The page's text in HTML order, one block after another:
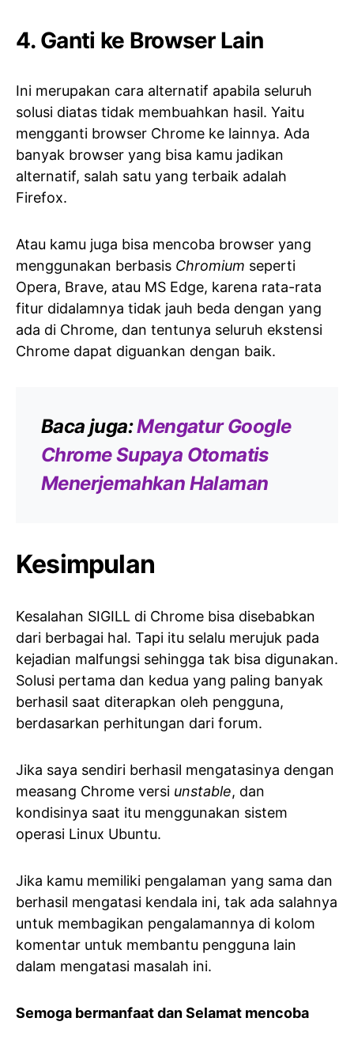
4. Ganti ke Browser Lain
Ini merupakan cara alternatif apabila seluruh
solusi diatas tidak membuahkan hasil. Yaitu
mengganti browser Chrome ke lainnya. Ada
banyak browser yang bisa kamu jadikan
alternatif, salah satu yang terbaik adalah
Firefox.
Atau kamu juga bisa mencoba browser yang
menggunakan berbasis Chromium seperti
Opera, Brave, atau MS Edge, karena rata-rata
fitur didalamnya tidak jauh beda dengan yang
ada di Chrome, dan tentunya seluruh ekstensi
Chrome dapat diguankan dengan baik.
Baca juga:Mengatur Google
Chrome Supaya Otomatis
Menerjemahkan Halaman
Kesimpulan
Kesalahan SIGILL di Chrome bisa disebabkan
dari berbagai hal. Tapi itu selalu merujuk pada
kejadian malfungsi sehingga tak bisa digunakan.
Solusi pertama dan kedua yang paling banyak
berhasil saat diterapkan oleh pengguna,
berdasarkan perhitungan dari forum.
Jika saya sendiri berhasil mengatasinya dengan
measang Chrome versi unstable, dan
kondisinya saat itu menggunakan sistem
operasi Linux Ubuntu.
Jika kamu memiliki pengalaman yang sama dan
berhasil mengatasi kendala ini, tak ada salahnya
untuk membagikan pengalamannya di kolom
komentar untuk membantu pengguna lain
dalam mengatasi masalah ini.
Semoga bermanfaat dan Selamat mencoba